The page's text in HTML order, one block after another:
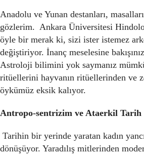
Anadolu ve Yunan destanları,
gözlerim. Ankara Üniversitesi
öyle bir merak ki, sizi ister istemez
değiştiriyor. İnanç meselesine
Astroloji bilimini yok saymanız
ritüellerini hayvanın ritüellerinden ve
öykümüz eksik kalıyor.
Antropo-sentrizim ve Ataerkil Tarih
Tarihin bir yerinde yaratan kadın
dönüşüyor. Yaradılış mitlerinden